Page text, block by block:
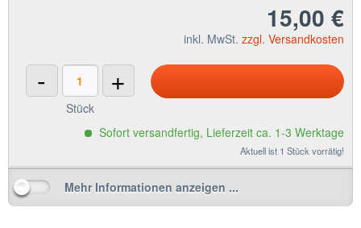
15,00 €
inkl. MwSt. zzgl. Versandkosten
- +
Stück
Sofort versandfertig, Lieferzeit ca. 1-3 Werktage
Aktuell ist 1 Stück vorrätig!
Mehr Informationen anzeigen ...